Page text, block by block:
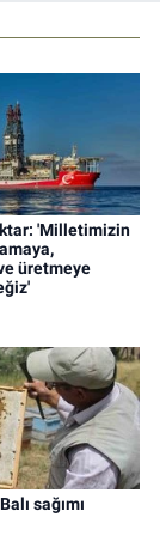
'Milletimizin
üretmeye
sağımı